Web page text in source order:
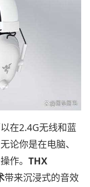
在2.4G无线和蓝
论你是在电脑、
作。 THX
带来沉浸式的音效